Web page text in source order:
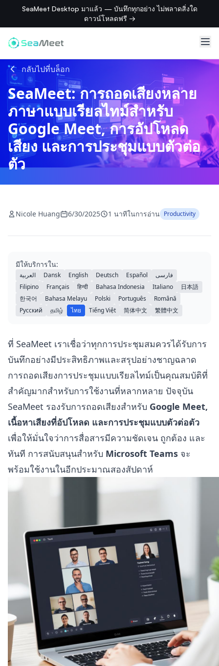
SeaMeet Desktop มาแล้ว — บันทึกทุกอย่าง ไม่พลาดสิ่งใด
ดาวน์โหลดฟรี →
กลับไปที่บล็อก
SeaMeet: การถอดเสียงหลาย
ภาษาแบบเรียลไทม์สำหรับ
Google Meet, การอัปโหลด
เสียง และการประชุมแบบตัวต่อ
ตัว
Nicole Huang 6/30/2025 1 นาทีในการอ่าน Productivity
มีให้บริการใน:
العربية Dansk English Deutsch Español
فارسی
Filipino
Français हिन्दी Bahasa Indonesia Italiano
日本語
한국어
Bahasa Melayu Polski Português
Română
Русский
தமிழ் ไทย Tiếng Việt 简体中文 繁體中文
ที่ SeaMeet เราเชื่อว่าทุกการประชุมสมควรได้รับการ
บันทึกอย่างมีประสิทธิภาพและสรุปอย่างชาญฉลาด
การถอดเสียงการประชุมแบบเรียลไทม์เป็นคุณสมบัติที่
สำคัญมากสำหรับการใช้งานที่หลากหลาย ปัจจุบัน
SeaMeet รองรับการถอดเสียงสำหรับ Google Meet,
เนื้อหาเสียงที่อัปโหลด และการประชุมแบบตัวต่อตัว
เพื่อให้มั่นใจว่าการสื่อสารมีความชัดเจน ถูกต้อง และ
ทันที การสนับสนุนสำหรับ Microsoft Teams จะ
พร้อมใช้งานในอีกประมาณสองสัปดาห์